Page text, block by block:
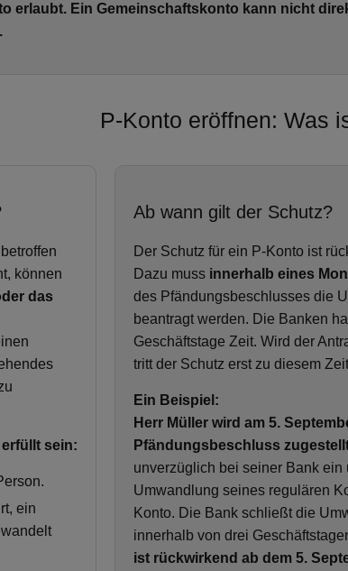
erlaubt. Ein Gemeinschaftskonto kann nicht
P-Konto eröffnen: Was
können
das
sein:
ein
Ab wann gilt der Schutz?
Der Schutz für ein P-Konto ist
Dazu muss innerhalb eines
des Pfändungsbeschlusses die
beantragt werden. Die Banken
Geschäftstage Zeit. Wird der
tritt der Schutz erst zu diesem
Ein Beispiel:
Herr Müller wird am 5.
Pfändungsbeschluss
unverzüglich bei seiner Bank ein
Umwandlung seines regulären
Konto. Die Bank schließt die
innerhalb von drei
ist rückwirkend ab dem 5.